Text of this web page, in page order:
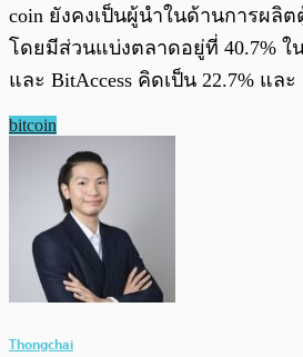
coin ยังคงเป็นผู้นำในด้านการผลิต
โดยมีส่วนแบ่งตลาดอยู่ที่ 40.7% ใ
และ BitAccess คิดเป็น 22.7% แล
bitcoin
Thongchai